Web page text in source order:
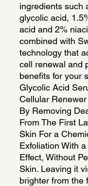
ingredients such
glycolic acid,
acid and 2%
combined with
technology that
cell renewal and
benefits for your
Glycolic Acid
Cellular
By Removing
From The First
Skin For a
Exfoliation With
Effect, Without
Skin. Leaving it
brighter from the